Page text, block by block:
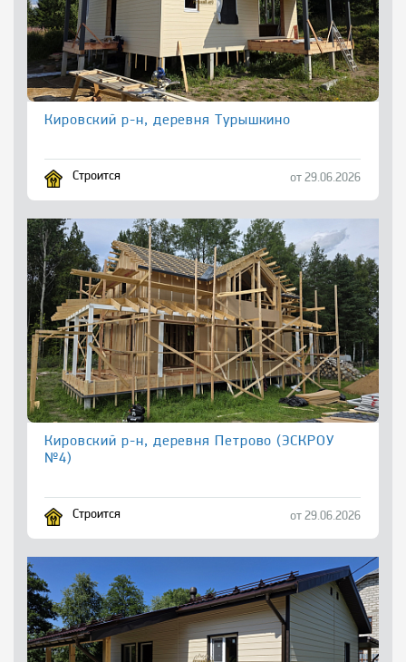
Кировский р-н, деревня Турышкино
Строится от 29.06.2026
Кировский р-н, деревня Петрово (ЭСКРОУ
№4)
Строится от 29.06.2026